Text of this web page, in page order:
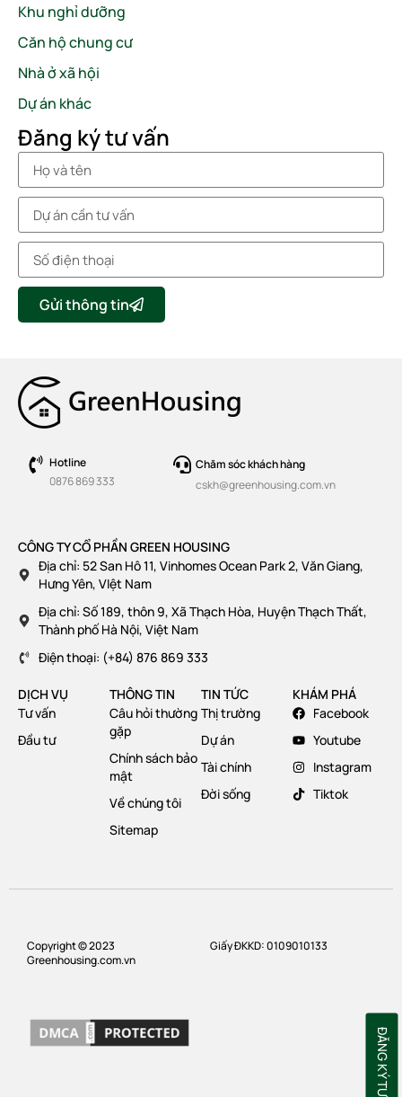
Khu nghỉ dưỡng
Căn hộ chung cư
Nhà ở xã hội
Dự án khác
Đăng ký tư vấn
Gửi thông tin
Hotline
0876 869 333
Chăm sóc khách hàng
cskh@greenhousing.com.vn
CÔNG TY CỔ PHẦN GREEN HOUSING
Địa chỉ: 52 San Hô 11, Vinhomes Ocean Park 2, Văn Giang,
Hưng Yên, VIệt Nam
Địa chỉ: Số 189, thôn 9, Xã Thạch Hòa, Huyện Thạch Thất,
Thành phố Hà Nội, Việt Nam
Điện thoại: (+84) 876 869 333
DỊCH VỤ
Tư vấn
Đầu tư
THÔNG TIN
Câu hỏi thường
gặp
Chính sách bảo
mật
Về chúng tôi
Sitemap
TIN TỨC
Thị trường
Dự án
Tài chính
Đời sống
KHÁM PHÁ
Facebook
Youtube
Instagram
Tiktok
Copyright © 2023
Greenhousing.com.vn
Giấy ĐKKD: 0109010133
ĐĂNG KÝ TƯ VẤN